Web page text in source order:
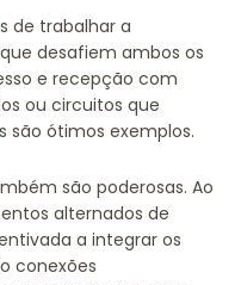
de trabalhar a
desafiem ambos os
e recepção com
ou circuitos que
são ótimos exemplos.
são poderosas. Ao
alternados de
a integrar os
conexões